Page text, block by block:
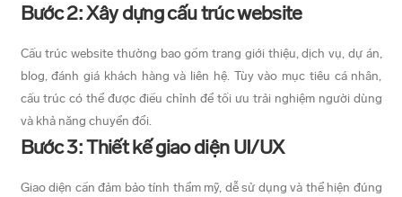
Bước 2: Xây dựng cấu trúc website
Cấu trúc website thường bao gồm trang giới thiệu, dịch vụ, dự án,
blog, đánh giá khách hàng và liên hệ. Tùy vào mục tiêu cá nhân,
cấu trúc có thể được điều chỉnh để tối ưu trải nghiệm người dùng
và khả năng chuyển đổi.
Bước 3: Thiết kế giao diện UI/UX
Giao diện cần đảm bảo tính thẩm mỹ, dễ sử dụng và thể hiện đúng